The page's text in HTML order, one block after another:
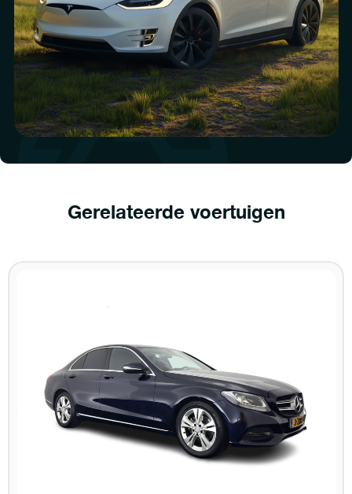
Gerelateerde voertuigen